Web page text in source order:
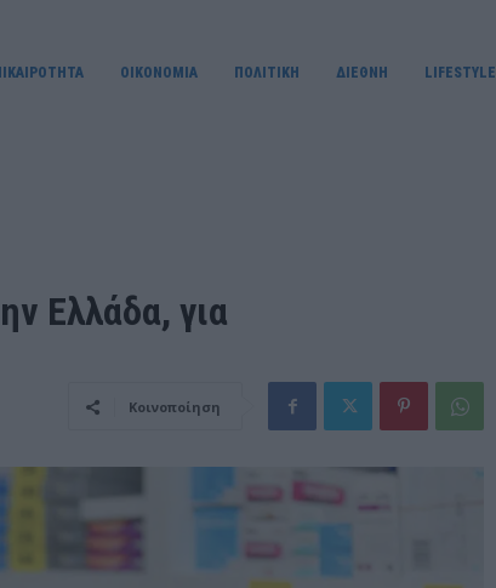
OIKONOMIA ΠΟΛΙΤΙΚΗ ΔΙΕΘΝΗ LIFESTYLE
Ελλάδα, για
Κοινοποίηση